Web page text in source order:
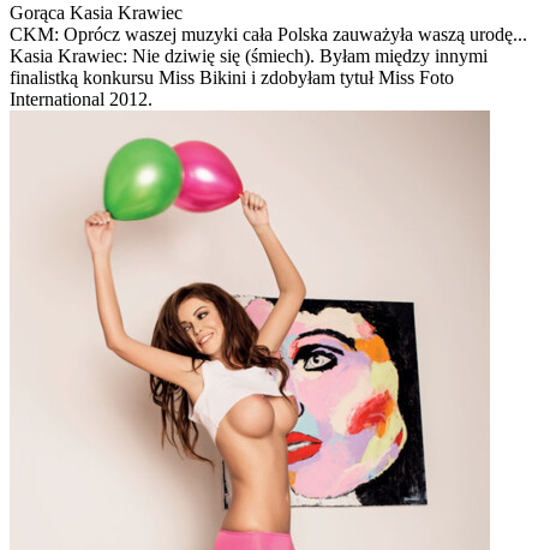
Gorąca Kasia Krawiec
CKM: Oprócz waszej muzyki cała Polska zauważyła waszą urodę...
Kasia Krawiec: Nie dziwię się (śmiech). Byłam między innymi
finalistką konkursu Miss Bikini i zdobyłam tytuł Miss Foto
International 2012.